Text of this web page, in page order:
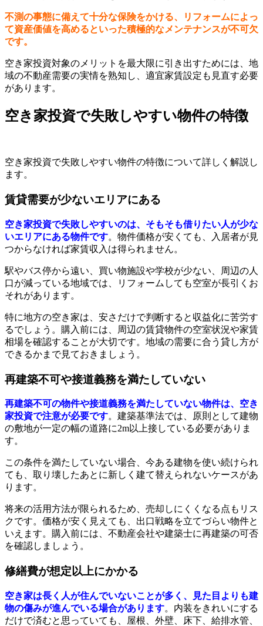
不測の事態に備えて十分な保険をかける、リフォームによっ
て資産価値を高めるといった積極的なメンテナンスが不可欠
です。
空き家投資対象のメリットを最大限に引き出すためには、地
域の不動産需要の実情を熟知し、適宜家賃設定も見直す必要
があります。
空き家投資で失敗しやすい物件の特徴
空き家投資で失敗しやすい物件の特徴について詳しく解説し
ます。
賃貸需要が少ないエリアにある
空き家投資で失敗しやすいのは、そもそも借りたい人が少な
いエリアにある物件です。物件価格が安くても、入居者が見
つからなければ家賃収入は得られません。
駅やバス停から遠い、買い物施設や学校が少ない、周辺の人
口が減っている地域では、リフォームしても空室が長引くお
それがあります。
特に地方の空き家は、安さだけで判断すると収益化に苦労す
るでしょう。購入前には、周辺の賃貸物件の空室状況や家賃
相場を確認することが大切です。地域の需要に合う貸し方が
できるかまで見ておきましょう。
再建築不可や接道義務を満たしていない
再建築不可の物件や接道義務を満たしていない物件は、空き
家投資で注意が必要です。建築基準法では、原則として建物
の敷地が一定の幅の道路に2m以上接している必要がありま
す。
この条件を満たしていない場合、今ある建物を使い続けられ
ても、取り壊したあとに新しく建て替えられないケースがあ
ります。
将来の活用方法が限られるため、売却しにくくなる点もリス
クです。価格が安く見えても、出口戦略を立てづらい物件と
いえます。購入前には、不動産会社や建築士に再建築の可否
を確認しましょう。
修繕費が想定以上にかかる
空き家は長く人が住んでいないことが多く、見た目よりも建
物の傷みが進んでいる場合があります。内装をきれいにする
だけで済むと思っていても、屋根、外壁、床下、給排水管、